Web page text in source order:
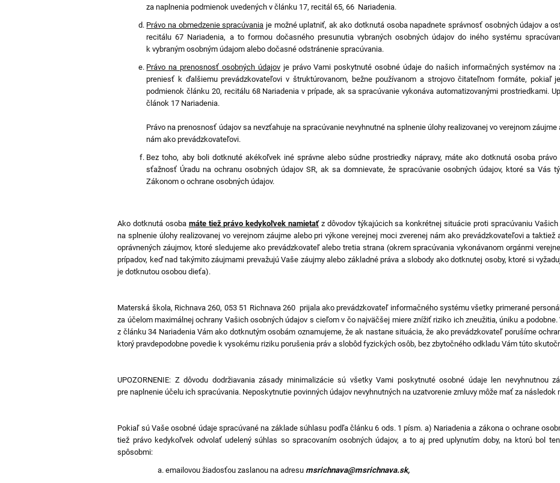
za naplnenia podmienok uvedených v článku 17, recitál 65, 66 Nariadenia.
Právo na obmedzenie spracúvania je možné uplatniť, ak ako dotknutá osoba napadnete správnosť osobných údajov a
recitálu 67 Nariadenia, a to formou dočasného presunutia vybraných osobných údajov do iného systému
k vybraným osobným údajom alebo dočasné odstránenie spracúvania.
Právo na prenosnosť osobných údajovje právo Vami poskytnuté osobné údaje do našich informačných systémov na
preniesť k ďalšiemu prevádzkovateľovi v štruktúrovanom, bežne používanom a strojovo čitateľnom formáte, pokiaľ
podmienok článku 20, recitálu 68 Nariadenia v prípade, ak sa spracúvanie vykonáva automatizovanými prostriedkami.
článok 17 Nariadenia.
Právo na prenosnosť údajov sa nevzťahuje na spracúvanie nevyhnutné na splnenie úlohy realizovanej vo verejnom
nám ako prevádzkovateľovi.
Bez toho, aby boli dotknuté akékoľvek iné správne alebo súdne prostriedky nápravy, máte ako dotknutá osoba
sťažnosť Úradu na ochranu osobných údajov SR, ak sa domnievate, že spracúvanie osobných údajov, ktoré sa Vás
Zákonom o ochrane osobných údajov.
Ako dotknutá osoba máte tiež právo kedykoľvek namietaťz dôvodov týkajúcich sa konkrétnej situácie proti spracúvaniu
na splnenie úlohy realizovanej vo verejnom záujme alebo pri výkone verejnej moci zverenej nám ako prevádzkovateľovi a
oprávnených záujmov, ktoré sledujeme ako prevádzkovateľ alebo tretia strana (okrem spracúvania vykonávanom orgánmi
prípadov, keď nad takýmito záujmami prevažujú Vaše záujmy alebo základné práva a slobody ako dotknutej osoby, ktoré si
je dotknutou osobou dieťa).
Materská škola, Richnava 260, 053 51 Richnava 260 prijala ako prevádzkovateľ informačného systému všetky primerané
za účelom maximálnej ochrany Vašich osobných údajov s cieľom v čo najväčšej miere znížiť riziko ich zneužitia, úniku a
z článku 34 Nariadenia Vám ako dotknutým osobám oznamujeme, že ak nastane situácia, že ako prevádzkovateľ porušíme
ktorý pravdepodobne povedie k vysokému riziku porušenia práv a slobôd fyzických osôb, bez zbytočného odkladu Vám túto
UPOZORNENIE: Z dôvodu dodržiavania zásady minimalizácie sú všetky Vami poskytnuté osobné údaje len nevyhnutnou
pre naplnenie účelu ich spracúvania. Neposkytnutie povinných údajov nevyhnutných na uzatvorenie zmluvy môže mať za následok
Pokiaľ sú Vaše osobné údaje spracúvané na základe súhlasu podľa článku 6 ods. 1 písm. a) Nariadenia a zákona o ochrane
tiež právo kedykoľvek odvolať udelený súhlas so spracovaním osobných údajov, a to aj pred uplynutím doby, na ktorú bol
spôsobmi:
emailovou žiadosťou zaslanou na adresumsrichnava@msrichnava.sk,